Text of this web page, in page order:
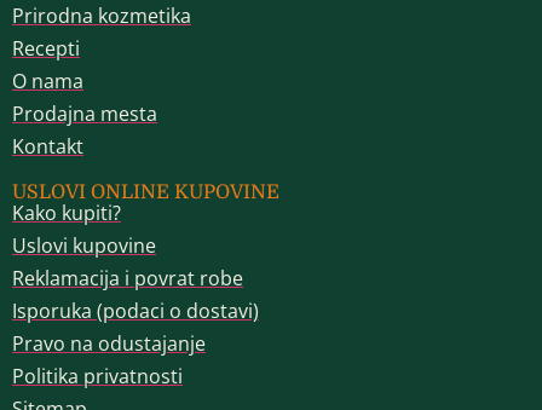
Prirodna kozmetika
Recepti
O nama
Prodajna mesta
Kontakt
USLOVI ONLINE KUPOVINE
Kako kupiti?
Uslovi kupovine
Reklamacija i povrat robe
Isporuka (podaci o dostavi)
Pravo na odustajanje
Politika privatnosti